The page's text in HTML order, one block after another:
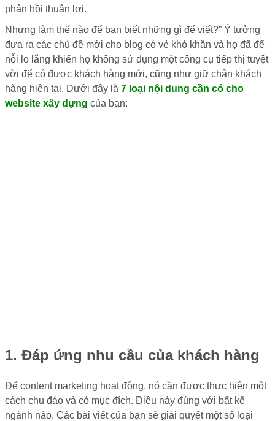
phản hồi thuận lợi.
Nhưng làm thế nào để bạn biết những gì để viết?” Ý tưởng
đưa ra các chủ đề mới cho blog có vẻ khó khăn và họ đã để
nỗi lo lắng khiến họ không sử dụng một công cụ tiếp thị tuyệt
vời để có được khách hàng mới, cũng như giữ chân khách
hàng hiện tại. Dưới đây là 7 loại nội dung cần có cho
website xây dựng của bạn:
1. Đáp ứng nhu cầu của khách hàng
Để content marketing hoạt động, nó cần được thực hiện một
cách chu đáo và có mục đích. Điều này đúng với bất kể
ngành nào. Các bài viết của bạn sẽ giải quyết một số loại